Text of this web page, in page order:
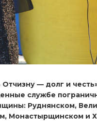
— долг и
службе
Руднянском,
Монастырщинском и